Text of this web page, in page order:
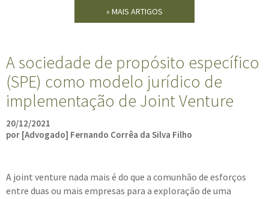
» MAIS ARTIGOS
A sociedade de propósito específico
(SPE) como modelo jurídico de
implementação de Joint Venture
20/12/2021
por [Advogado] Fernando Corrêa da Silva Filho
A joint venture nada mais é do que a comunhão de esforços
entre duas ou mais empresas para a exploração de uma